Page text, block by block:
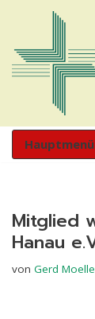
Inhalt
springen
Hauptmenü
Mitglied
Hanau
von Gerd